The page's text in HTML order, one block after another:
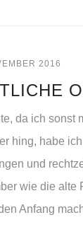
2016
da ich sonst
hing, habe
und
wie die alte
Anfang